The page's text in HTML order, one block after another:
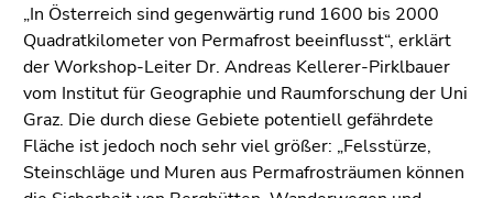
„In Österreich sind gegenwärtig rund 1600 bis 2000
Quadratkilometer von Permafrost beeinflusst“, erklärt
der Workshop-Leiter Dr. Andreas Kellerer-Pirklbauer
vom Institut für Geographie und Raumforschung der Uni
Graz. Die durch diese Gebiete potentiell gefährdete
Fläche ist jedoch noch sehr viel größer: „Felsstürze,
Steinschläge und Muren aus Permafrosträumen können